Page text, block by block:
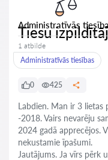
Administratīvās
Tiesu
1 atbilde
Administratīvās tiesības
0 425
Labdien. Man ir 3
-2018. Vairs nevarēju
2024 gadā apprecējos.
nekustamie īpašumi.
Jautājums. Ja vīrs pērk